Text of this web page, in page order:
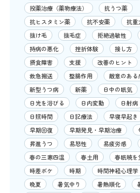
投薬治療（薬物療法）
抗うつ薬
抗ヒスタミン薬
抗不安薬
抗重
抜け毛
抜毛症 拒絶過敏性
持病の悪化
挫折体験 接し方
摂食障害
支援 改善のヒント
救急搬送
整腸作用
敵意のある
新型うつ病
新薬
日中の眠気
日光を浴びる
日内変動 日射病
日照時間
日記療法 早寝早起き
早期回復
早期発見・早期治療
昇進うつ
易怒性 易疲労感
春の三寒四温
春土用
春眠暁を
時差ボケ
時期 時間神経心理学
晩夏
暑気中り 暑熱順化